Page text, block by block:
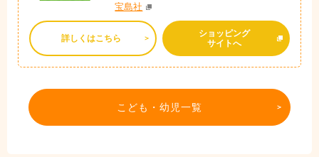
宝島社
詳しくはこちら
ショッピング
サイトへ
こども・幼児一覧